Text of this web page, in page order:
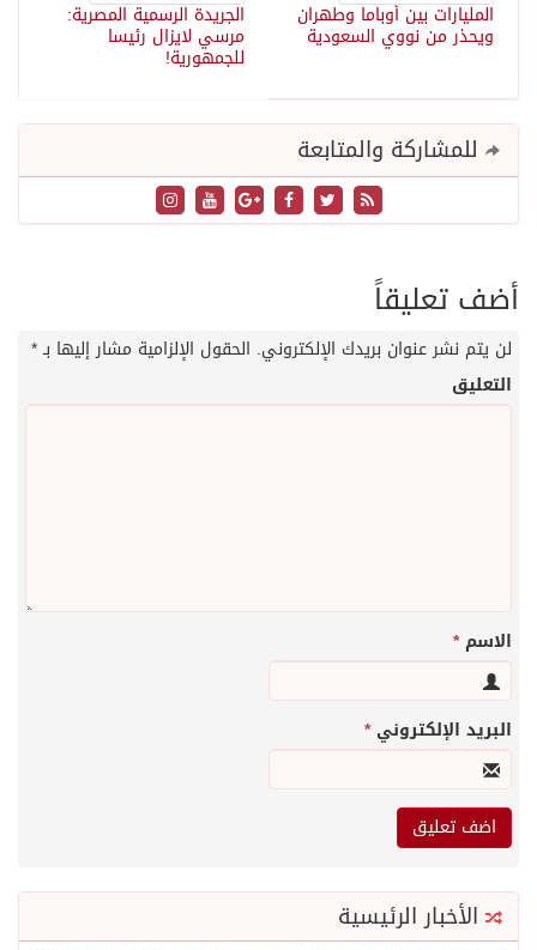
الجريدة الرسمية المصرية:
مرسي لايزال رئيسا
للجمهورية!
المليارات بين أوباما وطهران
ويحذر من نووي السعودية
للمشاركة والمتابعة
أضف تعليقاً
لن يتم نشر عنوان بريدك الإلكتروني. الحقول الإلزامية مشار إليها بـ*
التعليق
الاسم*
البريد الإلكتروني*
الأخبار الرئيسية